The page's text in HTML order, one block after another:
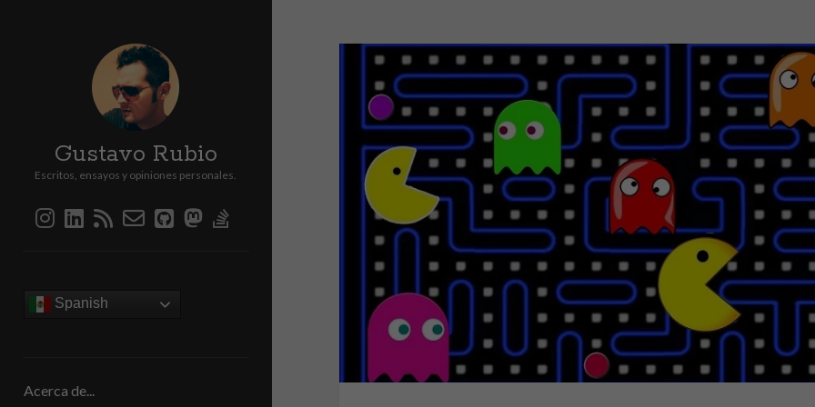
Gustavo Rubio
Escritos, ensayos y opiniones personales.
instagram
linkedin
rssemail-githubmastodon
stack-
lateral
Spanish
Acerca de...